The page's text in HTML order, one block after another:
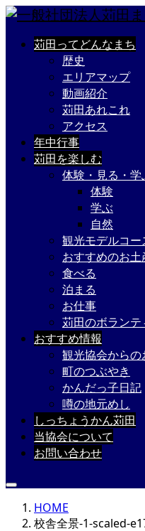
苅田ってどんなまち
歴史
エリアマップ
動画紹介
苅田あれこれ
アクセス
年中行事
苅田を楽しむ
体験・見る・学
体験
学ぶ
自然
観光モデルコー
おすすめのお土
食べる
泊まる
お仕事
苅田のボランテ
おすすめ情報
観光協会からの
町のつぶやき
かんだっ子日記
噂の地元めし
しっちょうかん苅田
当協会について
お問い合わせ
HOME
校舎全景-1-scaled-